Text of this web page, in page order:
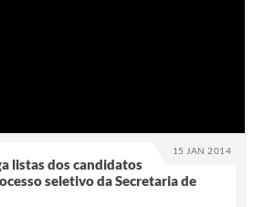
15 JAN 2014
listas dos candidatos
seletivo da Secretaria de